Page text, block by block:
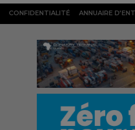
CONFIDENTIALITÉ ANNUAIRE